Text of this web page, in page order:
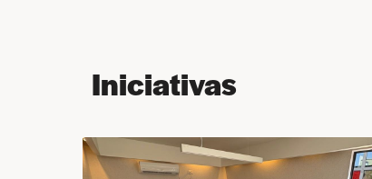
Iniciativas